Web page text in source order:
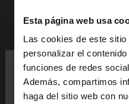
Esta página web usa
Las cookies de este
personalizar el
funciones de redes
Además, compartimos
haga del sitio web con
hola
Estás accediendo a la